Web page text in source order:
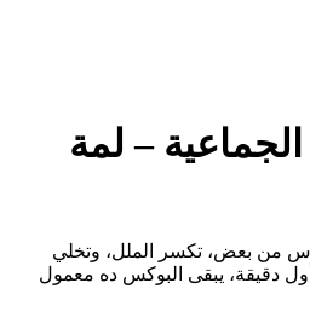
– لمة
من بعض، تكسر الملل، وتخلي
دقيقة، يبقى البوكس ده معمول